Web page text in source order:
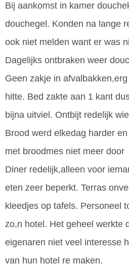
Bij aankomst in kamer
douchegel. Konden na lange
ook niet melden want er was
Dagelijks ontbraken weer
Geen zakje in
hitte. Bed zakte aan 1 kant
bijna uitviel. Ontbijt redelijk
Brood werd elkedag harder
met broodmes niet meer door
Diner redelijk,alleen voor
eten zeer beperkt. Terras
kleedjes op tafels. Personeel
zo,n hotel. Het geheel werkte
eigenaren niet veel interesse
van hun hotel re maken.